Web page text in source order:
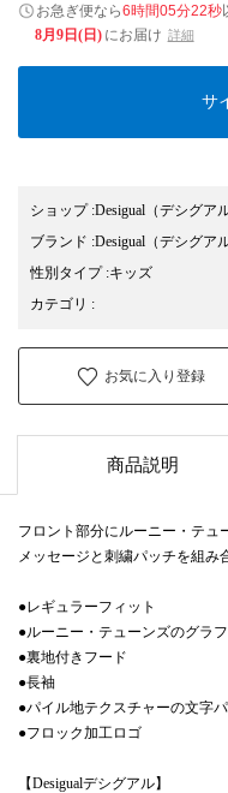
お急ぎ便なら6時間05分21秒
8月9日(日) にお届け 詳細
サ
ショップ:Desigual（デシグア
ブランド :Desigual （デシグア
性別タイプ:キッズ
カテゴリ :
お気に入り登録
商品説明
フロント部分にルーニー・テュ
メッセージと刺繍パッチを組み
●レギュラーフィット
●ルーニー・テューンズのグラ
●裏地付きフード
●長袖
●パイル地テクスチャーの文字
●フロック加工ロゴ
【Desigualデシグアル】